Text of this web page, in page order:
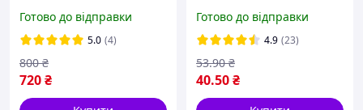
Готово до відправки
5.0 (4)
720₴
800 ₴
зберігання і доставки, 4 л
Готово до відправки
4.9 (23)
40.50₴
53.90 ₴